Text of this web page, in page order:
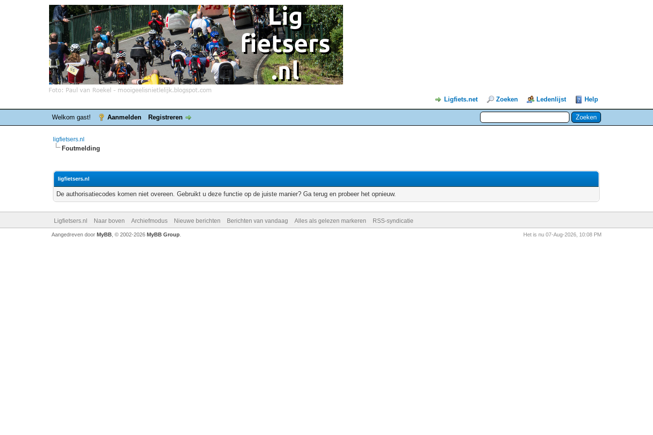
Ligfiets.net Zoeken Ledenlijst Help
Welkom gast! Aanmelden Registreren
ligfietsers.nl
Foutmelding
ligfietsers.nl
De authorisatiecodes komen niet overeen. Gebruikt u deze functie op de juiste manier? Ga terug en probeer het opnieuw.
Ligfietsers.nl Naar boven Archiefmodus Nieuwe berichten Berichten van vandaag Alles als gelezen markeren RSS-syndicatie
Het is nu 07-Aug-2026, 10:08 PM
Aangedreven door MyBB, © 2002-2026 MyBB Group.